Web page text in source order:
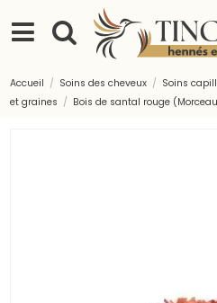
Accueil Soins des cheveux Soins
et graines
Bois de santal rouge